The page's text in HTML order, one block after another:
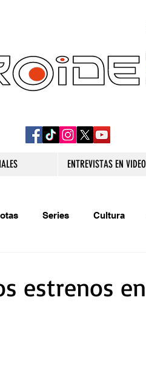
ENTREVISTAS EN VIDEO
Series Cultura
estrenos